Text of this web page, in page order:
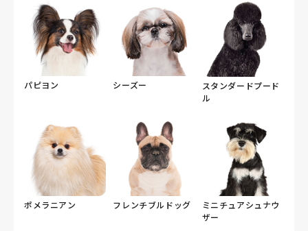
パピヨン シーズー
スタンダードプード
ル
ポメラニアン フレンチブルドッグ
ミニチュアシュナウ
ザー